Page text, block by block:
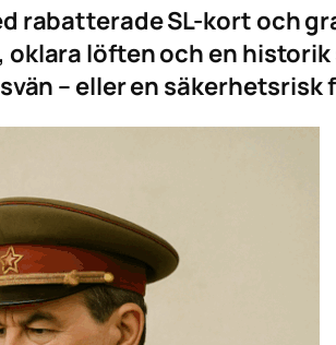
rabatterade SL-kort och
löften och en
– eller en säkerhetsrisk